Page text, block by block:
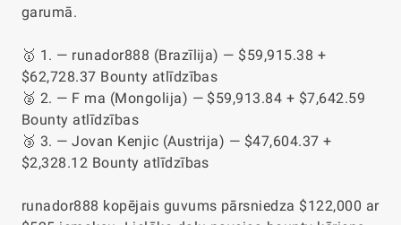
garumā.
🥇 1. — runador888 (Brazīlija) — $59,915.38 +
$62,728.37 Bounty atlīdzības
🥈 2. — F ma (Mongolija) — $59,913.84 + $7,642.59
Bounty atlīdzības
🥉 3. — Jovan Kenjic (Austrija) — $47,604.37 +
$2,328.12 Bounty atlīdzības
runador888 kopējais guvums pārsniedza $122,000 ar